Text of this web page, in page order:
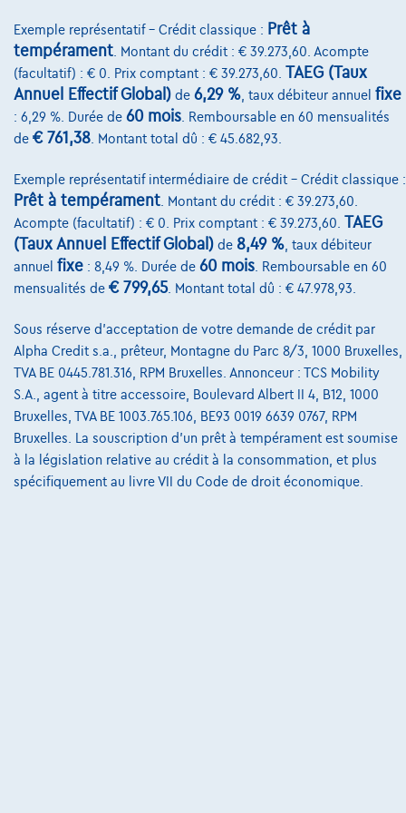
Exemple représentatif – Crédit classique : Prêt à
tempérament. Montant du crédit : € 39.273,60. Acompte
(facultatif) : € 0. Prix comptant : € 39.273,60.
TAEG (Taux
Annuel Effectif Global) de 6,29 %, taux débiteur annuel fixe
: 6,29 %. Durée de 60 mois. Remboursable en 60 mensualités
de € 761,38. Montant total dû : € 45.682,93.
Exemple représentatif intermédiaire de crédit – Crédit classique :
Prêt à tempérament . Montant du crédit : € 39.273,60.
Acompte (facultatif) : € 0. Prix comptant : € 39.273,60.
TAEG
(Taux Annuel Effectif Global) de 8,49 % , taux débiteur
annuel fixe : 8,49 %. Durée de 60 mois . Remboursable en 60
mensualités de € 799,65. Montant total dû : € 47.978,93.
Sous réserve d'acceptation de votre demande de crédit par
Alpha Credit s.a., prêteur, Montagne du Parc 8/3, 1000 Bruxelles,
TVA BE 0445.781.316, RPM Bruxelles. Annonceur : TCS Mobility
S.A., agent à titre accessoire, Boulevard Albert II 4, B12, 1000
Bruxelles, TVA BE 1003.765.106, BE93 0019 6639 0767, RPM
Bruxelles. La souscription d'un prêt à tempérament est soumise
à la législation relative au crédit à la consommation, et plus
spécifiquement au livre VII du Code de droit économique.
Leasing
Sur Nous
Devenez client
Qui nous sommes
Charte de qualité
Nos dealers
Nos partenaires
Contact
@2024 TCS Mobility SA/NV Copyright
Conditions Générales